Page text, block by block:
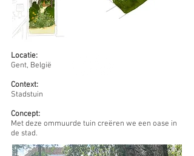
Locatie:
Gent, België
Context:
Stadstuin
Concept:
Met deze ommuurde tuin creëren we een oase in
de stad.